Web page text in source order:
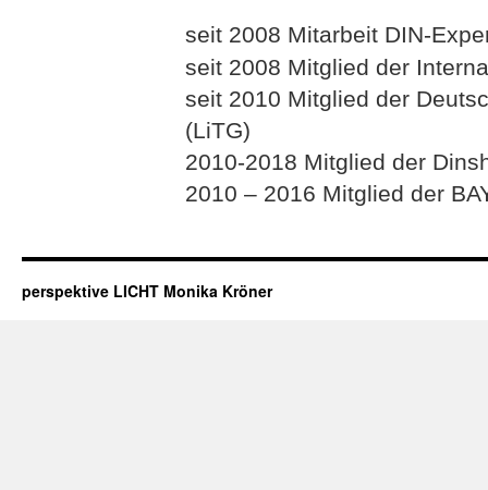
seit 2008 Mitarbeit DIN-
seit 2008 Mitglied der
seit 2010 Mitglied der
(LiTG)
2010-2018 Mitglied der
2010 – 2016 Mitglied der
perspektive LICHT Monika Kröner